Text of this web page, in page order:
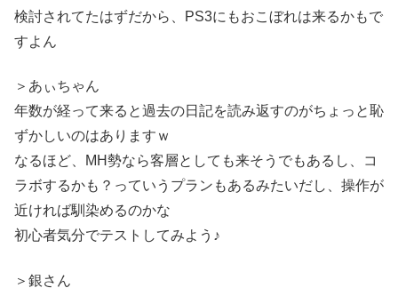
検討されてたはずだから、PS3にもおこぼれは来るかもで
すよん
＞あぃちゃん
年数が経って来ると過去の日記を読み返すのがちょっと恥
ずかしいのはありますｗ
なるほど、MH勢なら客層としても来そうでもあるし、コ
ラボするかも？っていうプランもあるみたいだし、操作が
近ければ馴染めるのかな
初心者気分でテストしてみよう♪
＞銀さん